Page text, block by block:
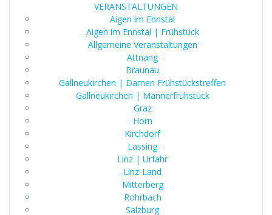
VERANSTALTUNGEN
Aigen im Ennstal
Aigen im Ennstal | Frühstück
Allgemeine Veranstaltungen
Attnang
Braunau
Gallneukirchen | Damen Frühstückstreffen
Gallneukirchen | Männerfrühstück
Graz
Horn
Kirchdorf
Lassing
Linz | Urfahr
Linz-Land
Mitterberg
Rohrbach
Salzburg